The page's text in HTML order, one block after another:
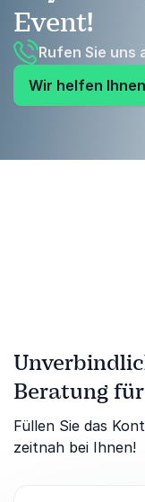
Event!
Rufen Sie uns
Wir helfen
Beratung
Füllen Sie das
zeitnah bei Ihnen!